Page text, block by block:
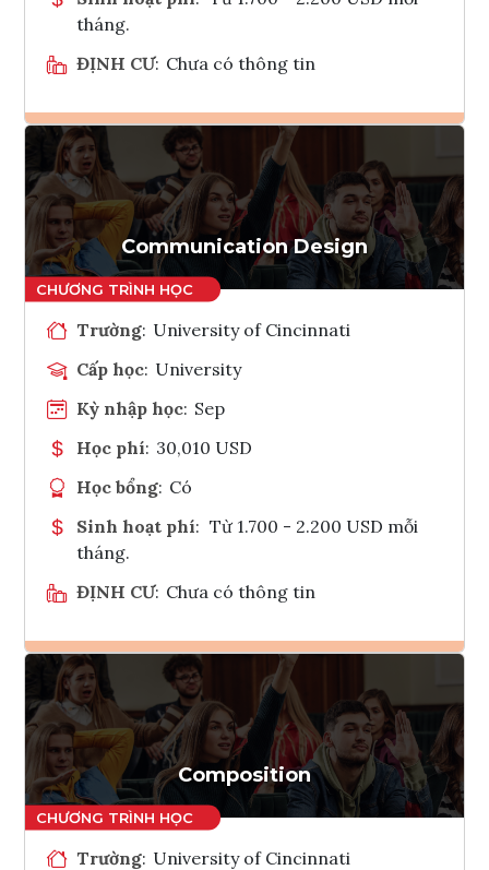
tháng.
ĐỊNH CƯ: Chưa có thông tin
Ghi danh
Tham vấn Interlink
Communication Design
Trường: University of Cincinnati
Cấp học: University
Kỳ nhập học: Sep
Học phí: 30,010 USD
Học bổng: Có
Sinh hoạt phí: Từ 1.700 - 2.200 USD mỗi
tháng.
ĐỊNH CƯ: Chưa có thông tin
Ghi danh
Tham vấn Interlink
Composition
Trường: University of Cincinnati